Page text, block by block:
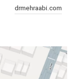
drmehraabi.com